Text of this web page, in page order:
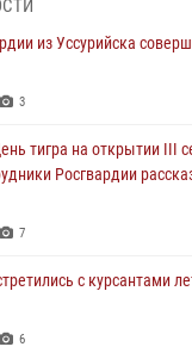
Руси
3
тигра на открытии III
из Уссурийска
3
тигра на открытии III
Росгвардии
7
с курсантами
6